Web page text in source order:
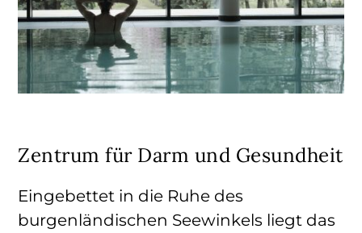
Zentrum für Darm und Gesundheit
Eingebettet in die Ruhe des
burgenländischen Seewinkels liegt das